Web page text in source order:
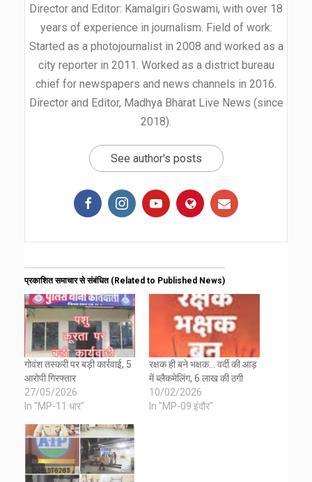
Director and Editor: Kamalgiri Goswami, with over 18
years of experience in journalism. Field of work:
Started as a photojournalist in 2008 and worked as a
city reporter in 2011. Worked as a district bureau
chief for newspapers and news channels in 2016.
Director and Editor, Madhya Bharat Live News (since
2018).
See author's posts
प्रकाशित समाचार से संबंधित (Related to Published News)
गोवंश तस्करी पर बड़ी कार्रवाई, 5
आरोपी गिरफ्तार
27/05/2026
In "MP-11 धार"
रक्षक ही बने भक्षक… वर्दी की आड़
में ब्लैकमेलिंग, 6 लाख की ठगी
10/02/2026
In "MP-09 इंदौर"